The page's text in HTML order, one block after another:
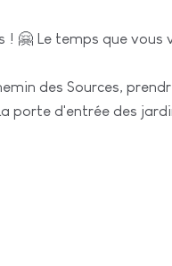
! 🤗 Le temps que vous
des Sources,
porte d'entrée des